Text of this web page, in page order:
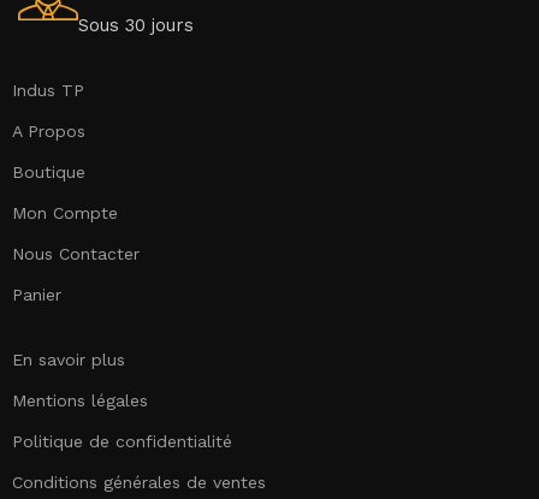
Sous 30 jours
Indus TP
A Propos
Boutique
Mon Compte
Nous Contacter
Panier
En savoir plus
Mentions légales
Politique de confidentialité
Conditions générales de ventes